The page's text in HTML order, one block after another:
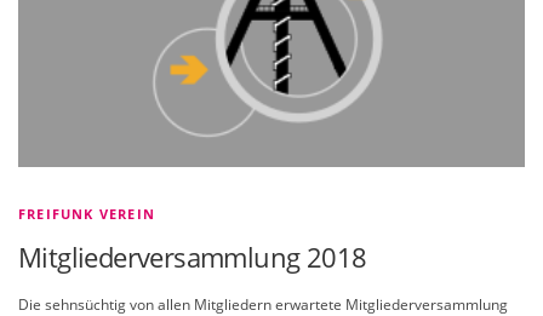
FREIFUNK VEREIN
Mitgliederversammlung 2018
Die sehnsüchtig von allen Mitgliedern erwartete Mitgliederversammlung